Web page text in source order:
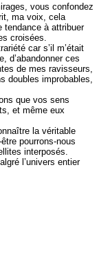
vous confondez
ma voix, cela
tendance à attribuer
croisées.
car s’il m’était
d’abandonner ces
de mes ravisseurs,
doubles improbables,
que vos sens
et même eux
la véritable
pourrons-nous
interposés.
l’univers entier